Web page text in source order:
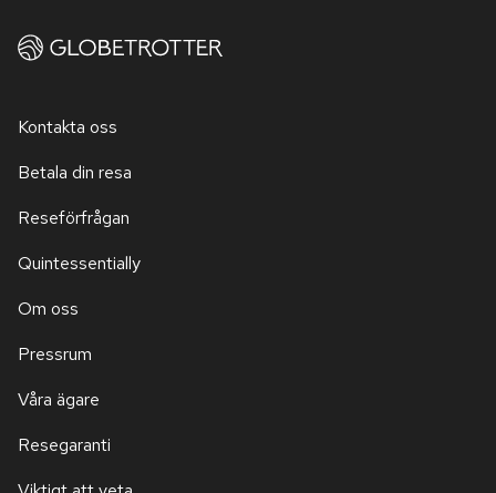
Kontakta oss
Betala din resa
Reseförfrågan
Quintessentially
Om oss
Pressrum
Våra ägare
Resegaranti